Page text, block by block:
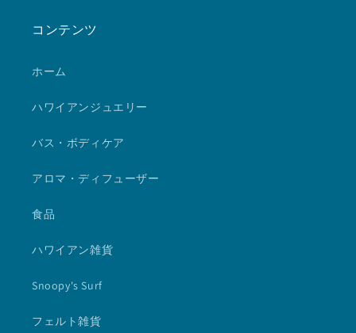
コンテンツ
ホーム
ハワイアンジュエリー
バス・ボディケア
アロマ・ディフューザー
食品
ハワイアン雑貨
Snoopy's Surf
フェルト雑貨